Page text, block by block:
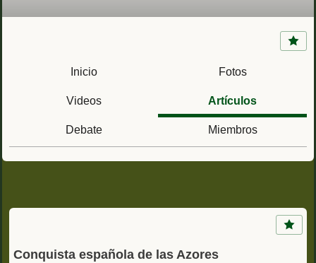
Inicio Fotos
Videos Artículos
Debate Miembros
Conquista española de las Azores